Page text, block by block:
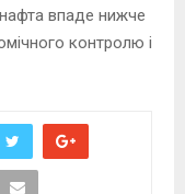
впаде нижче
контролю і